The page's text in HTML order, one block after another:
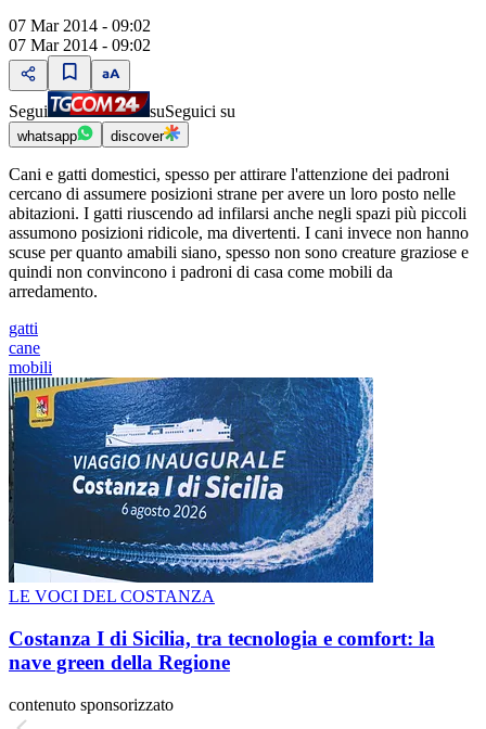
07 Mar 2014 - 09:02
07 Mar 2014 - 09:02
Segui suSeguici su
whatsapp discover
Cani e gatti domestici, spesso per attirare l'attenzione dei padroni
cercano di assumere posizioni strane per avere un loro posto nelle
abitazioni. I gatti riuscendo ad infilarsi anche negli spazi più piccoli
assumono posizioni ridicole, ma divertenti. I cani invece non hanno
scuse per quanto amabili siano, spesso non sono creature graziose e
quindi non convincono i padroni di casa come mobili da
arredamento.
gatti
cane
mobili
LE VOCI DEL COSTANZA
Costanza I di Sicilia, tra tecnologia e comfort: la
nave green della Regione
contenuto sponsorizzato